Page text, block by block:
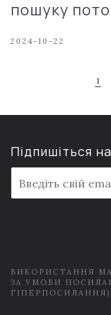
пошуку
2024-10-22
1
Підпишіться
m
a
ВИКОРИСТАННЯ
ЗА УМОВИ
ГІПЕРПОСИЛАННЯ)